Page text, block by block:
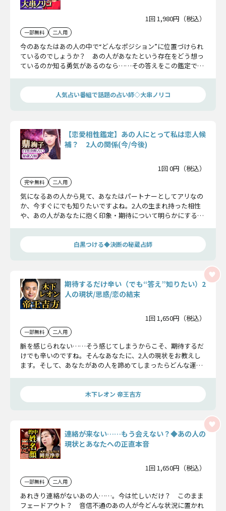
1回 1,980円（税込）
一部無料 二人用
今のあなたはあの人の中で“どんなポジション”に位置づけられ
ているのでしょうか？ あの人があなたという存在をどう想っ
ているのか知る勇気があるのなら……その答えをこの鑑定でハ
人気占い番組で話題の占い師◇大串ノリコ
【恋愛相性鑑定】あの人にとって私は恋人候
補？ 2人の関係(今/今後)
1回 0円（税込）
完全無料 二人用
気になるあの人から見て、あなたはパートナーとしてアリなの
か、今すぐにでも知りたいですよね。2人の生まれ持った相性
や、あの人があなたに抱く印象・期待について明らかにするこ
白黒つける◆決断の秘蔵占師
期待するだけ辛い（でも“答え”知りたい）2
人の現状/思惑/恋の結末
1回 1,650円（税込）
一部無料 二人用
脈を感じられない……そう感じてしまうからこそ、期待するだ
けでも辛いのですね。そんなあなたに、2人の現状をお教えし
ます。そして、あなたがあの人を諦めてしまったらどんな運命
木下レオン 帝王吉方
連絡が来ない……もう会えない？◆あの人の
現状とあなたへの正直本音
1回 1,650円（税込）
一部無料 二人用
あれきり連絡がないあの人……。今は忙しいだけ？ このまま
フェードアウト？ 音信不通のあの人が今どんな状況に置かれ